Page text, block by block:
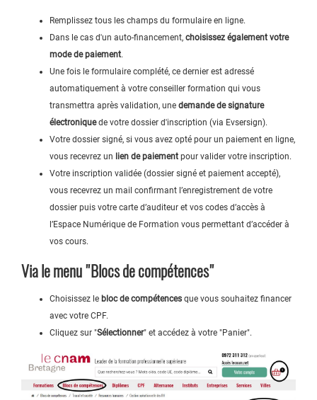
Remplissez tous les champs du formulaire en ligne.
Dans le cas d'un auto-financement, choisissez également votre
mode de paiement.
Une fois le formulaire complété, ce dernier est adressé
automatiquement à votre conseiller formation qui vous
transmettra après validation, une demande de signature
électroniquede votre dossier d'inscription (via Evsersign).
Votre dossier signé, si vous avez opté pour un paiement en ligne,
vous recevrez un lien de paiement pour valider votre inscription.
Votre inscription validée (dossier signé et paiement accepté),
vous recevrez un mail confirmant l’enregistrement de votre
dossier puis votre carte d’auditeur et vos codes d’accès à
l’Espace Numérique de Formation vous permettant d’accéder à
vos cours.
Via le menu "Blocs de compétences"
Choisissez le bloc de compétences que vous souhaitez financer
avec votre CPF.
Cliquez sur "Sélectionner" et accédez à votre "Panier".